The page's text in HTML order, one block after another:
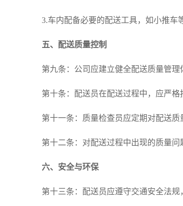
3.车内配备必要的配送工具，如小推车
五、配送质量控制
第九条：公司应建立健全配送质量管理
第十条：配送员在配送过程中，应严格
第十一条：质量检查员应定期对配送质
第十二条：对配送过程中出现的质量问
六、安全与环保
第十三条：配送员应遵守交通安全法